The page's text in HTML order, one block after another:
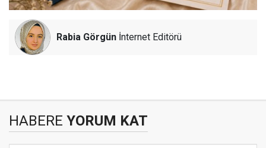
Rabia Görgün İnternet Editörü
HABERE YORUM KAT